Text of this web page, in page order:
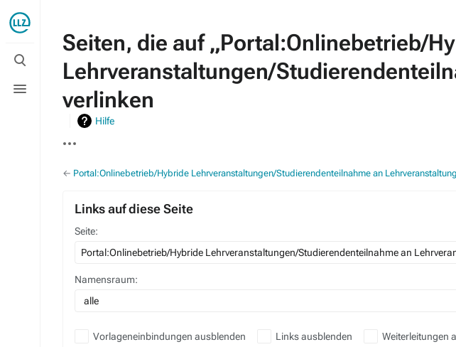
Suche
umschalten
umschalten
Seiten, die auf „Portal:Onlinebetrieb/
Lehrveranstaltungen/
verlinken
Hilfe
Aktionen
← Portal:Onlinebetrieb/Hybride Lehrveranstaltungen/Studierendenteilnahme an
Links auf diese Seite
Seite:
Namensraum:
alle
Vorlageneinbindungen ausblenden Links ausblenden Weiterleitungen